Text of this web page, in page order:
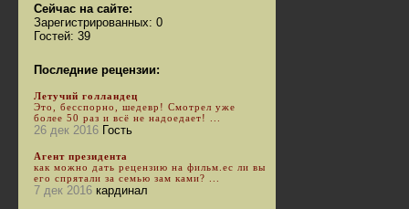
Сейчас на сайте:
Зарегистрированных: 0
Гостей: 39
Последние рецензии:
Летучий голландец
Это, бесспорно, шедевр! Смотрел уже
более 50 раз и всё не надоедает! ...
26 дек 2016 Гость
Агент президента
как можно дать рецензию на фильм.ес ли вы
его спрятали за семью зам ками? ...
7 дек 2016 кардинал